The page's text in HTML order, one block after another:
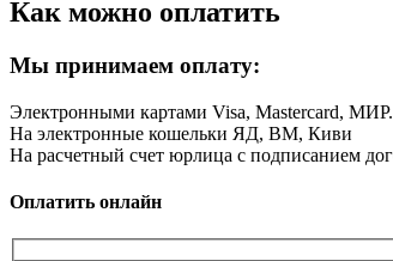
Как можно оплатить
Мы принимаем оплату:
Электронными картами Visa, Mastercard, МИР.
На электронные кошельки ЯД, ВМ, Киви
На расчетный счет юрлица с подписанием
Оплатить онлайн